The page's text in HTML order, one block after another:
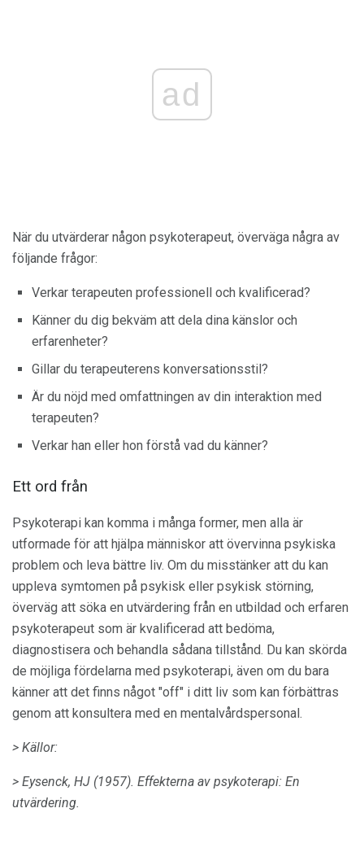
ad
När du utvärderar någon psykoterapeut, överväga några av
följande frågor:
Verkar terapeuten professionell och kvalificerad?
Känner du dig bekväm att dela dina känslor och
erfarenheter?
Gillar du terapeuterens konversationsstil?
Är du nöjd med omfattningen av din interaktion med
terapeuten?
Verkar han eller hon förstå vad du känner?
Ett ord från
Psykoterapi kan komma i många former, men alla är
utformade för att hjälpa människor att övervinna psykiska
problem och leva bättre liv. Om du misstänker att du kan
uppleva symtomen på psykisk eller psykisk störning,
överväg att söka en utvärdering från en utbildad och erfaren
psykoterapeut som är kvalificerad att bedöma,
diagnostisera och behandla sådana tillstånd. Du kan skörda
de möjliga fördelarna med psykoterapi, även om du bara
känner att det finns något "off" i ditt liv som kan förbättras
genom att konsultera med en mentalvårdspersonal.
> Källor:
> Eysenck, HJ (1957). Effekterna av psykoterapi: En
utvärdering.